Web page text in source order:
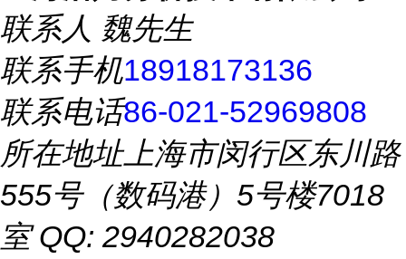
联系人 魏先生
联系手机18918173136
联系电话86-021-52969808
所在地址上海市闵行区东川路
555号（数码港）5号楼7018
室 QQ: 2940282038